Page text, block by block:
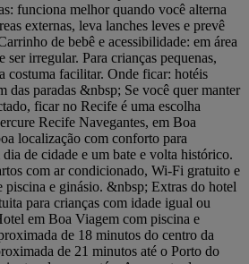
funciona melhor quando você alterna
externas, leva lanches leves e prevê
de bebê e acessibilidade: em área
ser irregular. Para crianças pequenas,
costuma facilitar. Onde ficar: hotéis
das paradas &nbsp; Se você quer manter
ficar no Recife é uma escolha
Recife Navegantes, em Boa
localização com conforto para
de cidade e um bate e volta histórico.
com ar condicionado, Wi-Fi gratuito e
piscina e ginásio. &nbsp; Extras do hotel
para crianças com idade igual ou
em Boa Viagem com piscina e
de 18 minutos do centro da
de 21 minutos até o Porto do